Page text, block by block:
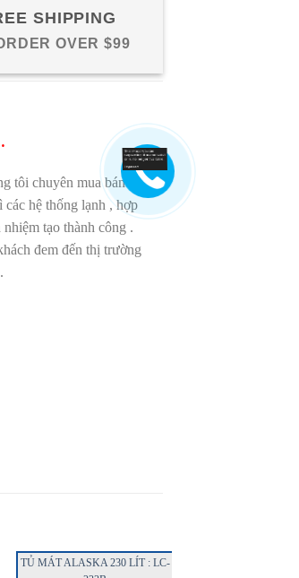
SHIPPING
OVER $99
tôi chuyên mua bán , trao
hệ thống lạnh , hợp
tạo thành công .
đem đến thị trường
TỦ MÁT ALASKA 230 LÍT : LC-